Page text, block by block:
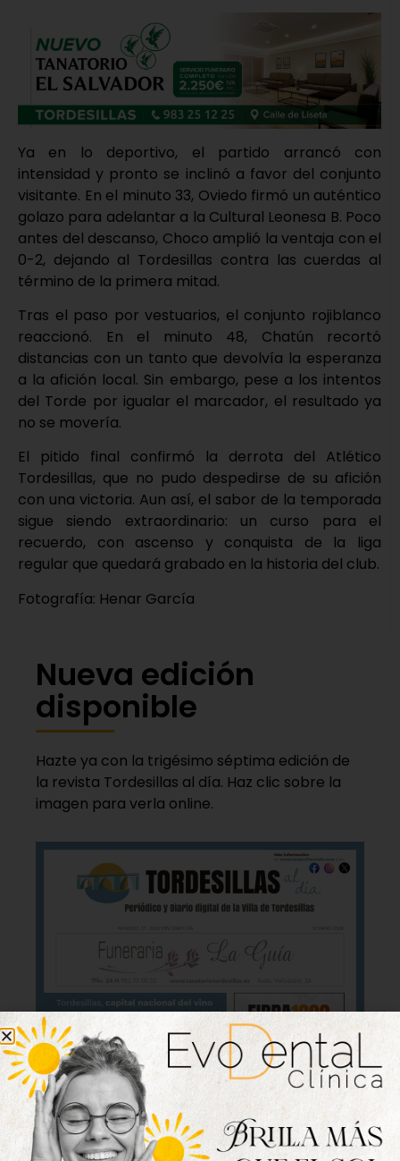
Ya en lo deportivo, el partido arrancó con
intensidad y pronto se inclinó a favor del conjunto
visitante. En el minuto 33, Oviedo firmó un auténtico
golazo para adelantar a la Cultural Leonesa B. Poco
antes del descanso, Choco amplió la ventaja con el
0-2, dejando al Tordesillas contra las cuerdas al
término de la primera mitad.
Tras el paso por vestuarios, el conjunto rojiblanco
reaccionó. En el minuto 48, Chatún recortó
distancias con un tanto que devolvía la esperanza
a la afición local. Sin embargo, pese a los intentos
del Torde por igualar el marcador, el resultado ya
no se movería.
El pitido final confirmó la derrota del Atlético
Tordesillas, que no pudo despedirse de su afición
con una victoria. Aun así, el sabor de la temporada
sigue siendo extraordinario: un curso para el
recuerdo, con ascenso y conquista de la liga
regular que quedará grabado en la historia del club.
Fotografía: Henar García
Nueva edición
disponible
Hazte ya con la trigésimo séptima edición de
la revista Tordesillas al día. Haz clic sobre la
imagen para verla online.